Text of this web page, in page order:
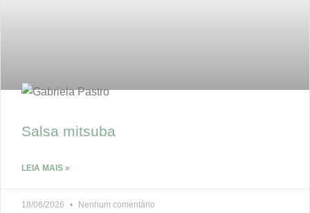
Salsa mitsuba
LEIA MAIS »
18/06/2026 Nenhum comentário